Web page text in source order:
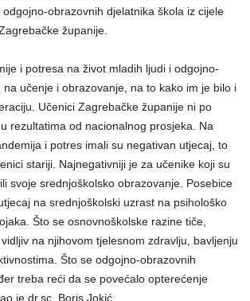
obrazovnih djelatnika škola iz cijele
županije.
i potresa na život mladih ljudi i odgojno-
učenje i obrazovanje, na to kako im je bilo i
Učenici Zagrebačke županije ni po
rezultatima od nacionalnog prosjeka. Na
i potres imali su negativan utjecaj, to
stariji. Najnegativniji je za učenike koji su
svoje srednjoškolsko obrazovanje. Posebice
na srednjoškolski uzrast na psihološko
Što se osnovnoškolske razine tiče,
na njihovom tjelesnom zdravlju, bavljenju
Što se odgojno-obrazovnih
treba reći da se povećalo opterećenje
je dr.sc. Boris Jokić.